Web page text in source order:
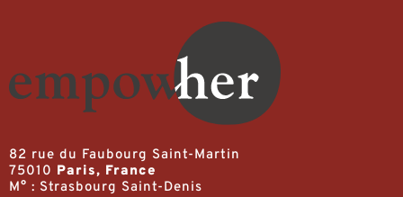
82 rue du Faubourg Saint-Martin
75010 Paris, France
M° : Strasbourg Saint-Denis